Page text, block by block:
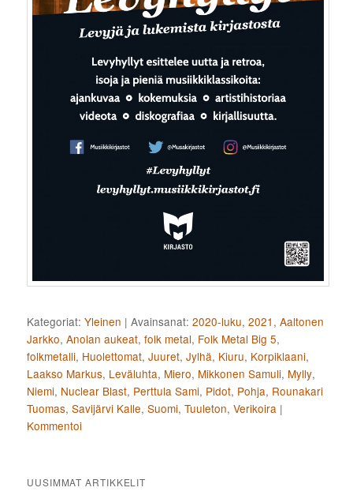
Kategoriat: Yleinen |Avainsanat: 2020-luku,2021 ,Aaltonen
Jarkko,Anolan aukeat,folk metal, Folk Metal Big 5,
folkmetalli, Huolettomat,Juuret,Jylhä, Kiuru, Korpiklaani,
Laakso Markus, Leväluhta, Miero, Mikkonen Samuli, Mylly,
Niemi, Nuclear Blast, Perttula Sami, Pidot, Pohja, Rounakari
Tuomas,Savijärvi Kalle,Suomi,Tuuleton,Verikoira |
Kommentoi
UUSIMMAT ARTIKKELIT